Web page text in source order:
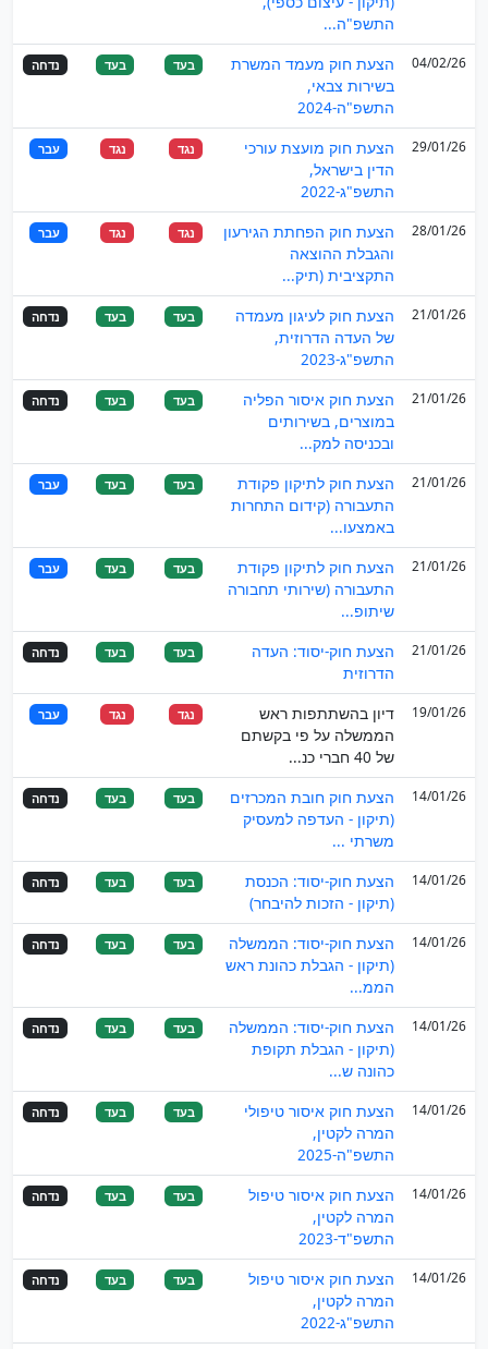
התשפ"ה...
04/02/26
הצעת חוק מעמד המשרת
בשירות צבאי,
התשפ"ה-2024
בעד בעד נדחה
29/01/26
הצעת חוק מועצת עורכי
הדין בישראל,
התשפ"ג-2022
נגד נגד עבר
28/01/26
הצעת חוק הפחתת הגירעון
והגבלת ההוצאה
התקציבית (תיק...
נגד נגד עבר
21/01/26
הצעת חוק לעיגון מעמדה
של העדה הדרוזית,
התשפ"ג-2023
בעד בעד נדחה
21/01/26
הצעת חוק איסור הפליה
במוצרים, בשירותים
ובכניסה למק...
בעד בעד נדחה
21/01/26
הצעת חוק לתיקון פקודת
התעבורה (קידום התחרות
באמצעו...
בעד בעד עבר
21/01/26
הצעת חוק לתיקון פקודת
התעבורה (שירותי תחבורה
שיתופ...
בעד בעד עבר
21/01/26
הצעת חוק-יסוד: העדה
הדרוזית
בעד בעד נדחה
19/01/26
דיון בהשתתפות ראש
הממשלה על פי בקשתם
של 40 חברי כנ...
נגד נגד עבר
14/01/26
הצעת חוק חובת המכרזים
(תיקון - העדפה למעסיק
משרתי ...
בעד בעד נדחה
14/01/26
הצעת חוק-יסוד: הכנסת
(תיקון - הזכות להיבחר)
בעד בעד נדחה
14/01/26
הצעת חוק-יסוד: הממשלה
(תיקון - הגבלת כהונת ראש
הממ...
בעד בעד נדחה
14/01/26
הצעת חוק-יסוד: הממשלה
(תיקון - הגבלת תקופת
כהונה ש...
בעד בעד נדחה
14/01/26
הצעת חוק איסור טיפולי
המרה לקטין,
התשפ"ה-2025
בעד בעד נדחה
14/01/26
הצעת חוק איסור טיפול
המרה לקטין,
התשפ"ד-2023
בעד בעד נדחה
14/01/26
הצעת חוק איסור טיפול
המרה לקטין,
התשפ"ג-2022
בעד בעד נדחה